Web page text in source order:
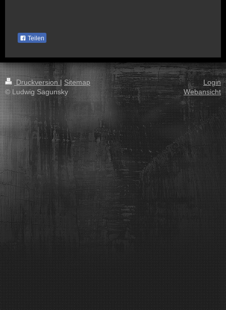
Teilen
Druckversion | Sitemap
© Ludwig Sagunsky
Login
Webansicht